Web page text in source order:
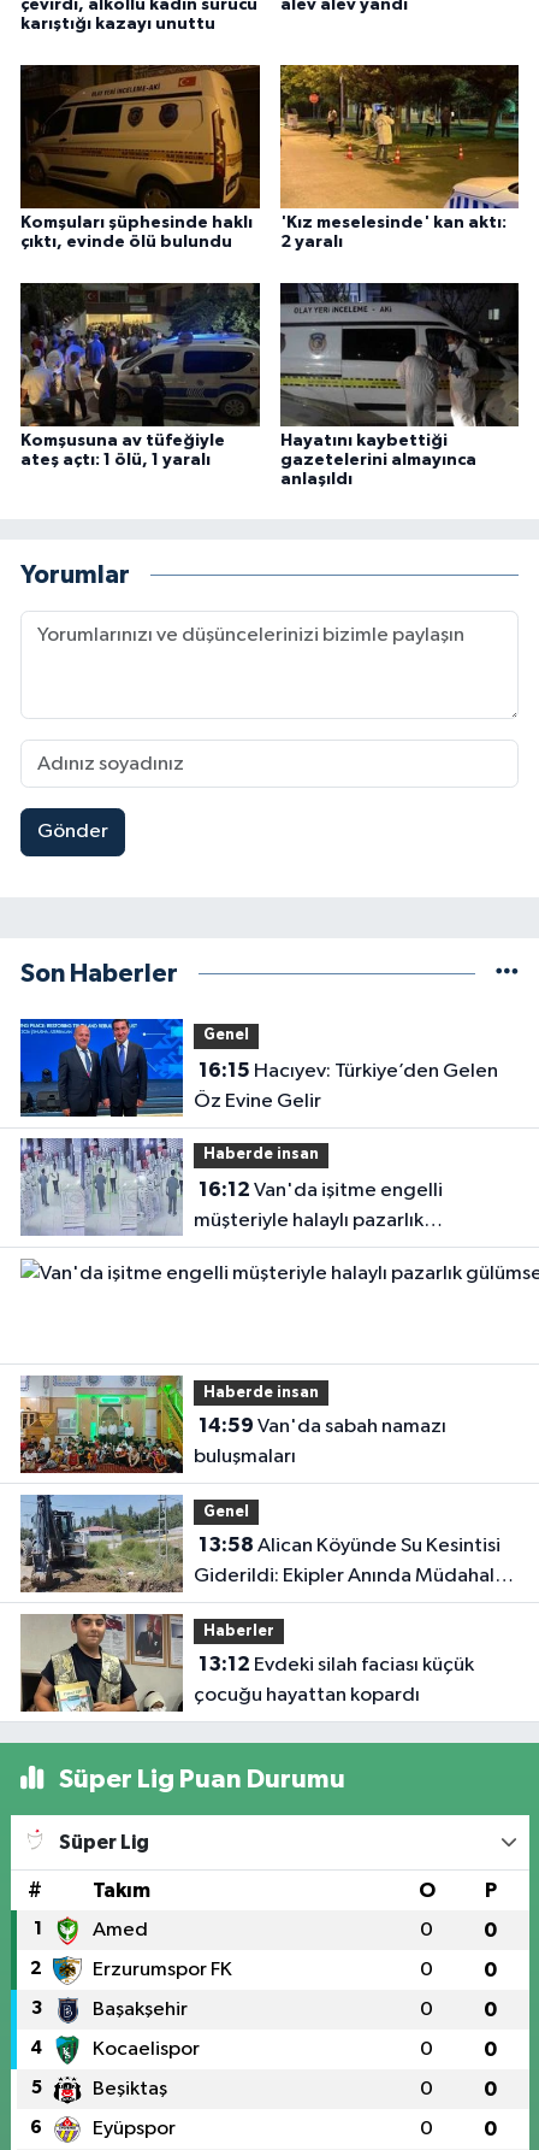
çevirdi, alkollü kadın sürücü
karıştığı kazayı unuttu
alev alev yandı
Komşuları şüphesinde haklı
çıktı, evinde ölü bulundu
'Kız meselesinde' kan aktı:
2 yaralı
Komşusuna av tüfeğiyle
ateş açtı: 1 ölü, 1 yaralı
Hayatını kaybettiği
gazetelerini almayınca
anlaşıldı
Yorumlar
Gönder
Son Haberler
Genel
16:15
Öz Evine Gelir
Haberde insan
16:12
müşteriyle halaylı pazarlık
gülümsetti
Haberde insan
14:59
buluşmaları
Genel
13:58
Giderildi: Ekipler Anında Müdahale
Etti
Haberler
13:12
çocuğu hayattan kopardı
Süper Lig Puan Durumu
Süper Lig
# Takım O P
1 Amed 0 0
2 Erzurumspor FK 0 0
3 Başakşehir 0 0
4 Kocaelispor 0 0
5 Beşiktaş 0 0
6 Eyüpspor 0 0